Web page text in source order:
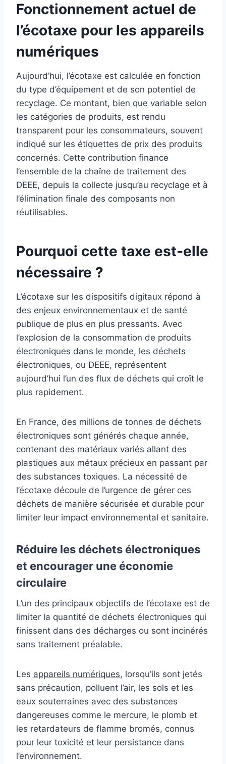
Fonctionnement actuel de
l’écotaxe pour les appareils
numériques
Aujourd’hui, l’écotaxe est calculée en fonction
du type d’équipement et de son potentiel de
recyclage. Ce montant, bien que variable selon
les catégories de produits, est rendu
transparent pour les consommateurs, souvent
indiqué sur les étiquettes de prix des produits
concernés. Cette contribution finance
l’ensemble de la chaîne de traitement des
DEEE, depuis la collecte jusqu’au recyclage et à
l’élimination finale des composants non
réutilisables.
Pourquoi cette taxe est-elle
nécessaire ?
L’écotaxe sur les dispositifs digitaux répond à
des enjeux environnementaux et de santé
publique de plus en plus pressants. Avec
l’explosion de la consommation de produits
électroniques dans le monde, les déchets
électroniques, ou DEEE, représentent
aujourd’hui l’un des flux de déchets qui croît le
plus rapidement.
En France, des millions de tonnes de déchets
électroniques sont générés chaque année,
contenant des matériaux variés allant des
plastiques aux métaux précieux en passant par
des substances toxiques. La nécessité de
l’écotaxe découle de l’urgence de gérer ces
déchets de manière sécurisée et durable pour
limiter leur impact environnemental et sanitaire.
Réduire les déchets électroniques
et encourager une économie
circulaire
L’un des principaux objectifs de l’écotaxe est de
limiter la quantité de déchets électroniques qui
finissent dans des décharges ou sont incinérés
sans traitement préalable.
Les appareils numériques, lorsqu’ils sont jetés
sans précaution, polluent l’air, les sols et les
eaux souterraines avec des substances
dangereuses comme le mercure, le plomb et
les retardateurs de flamme bromés, connus
pour leur toxicité et leur persistance dans
l’environnement.